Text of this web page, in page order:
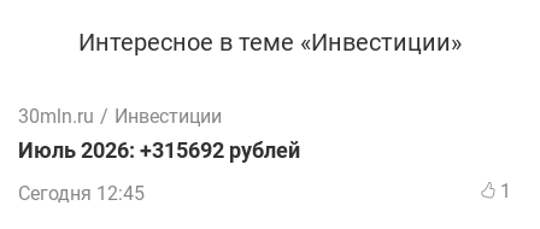
Интересное в теме «Инвестиции»
30mln.ru / Инвестиции
Июль 2026: +315692 рублей
Сегодня 12:45 1